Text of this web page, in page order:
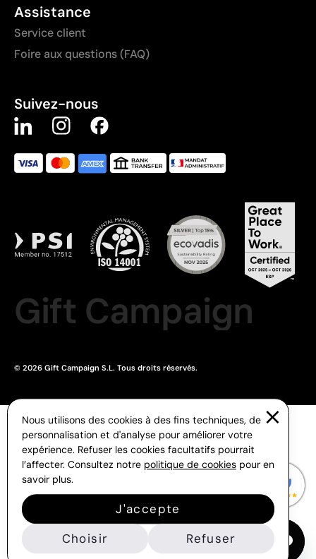
Assistance
Service client
Foire aux questions (FAQ)
Suivez-nous
Gift Campaign
© 2026 Gift Campaign S.L. Tous droits réservés.
Nous utilisons des cookies à des fins techniques, de
personnalisation et d'analyse pour améliorer votre
expérience. Refuser les cookies facultatifs pourrait
l’affecter. Consultez notre politique de cookies pour en
savoir plus.
J'accepte
Choisir
Refuser